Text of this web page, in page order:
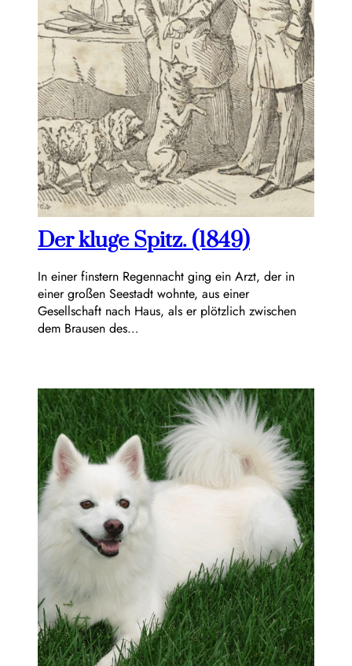
Der kluge Spitz. (1849)
In einer finstern Regennacht ging ein Arzt, der in
einer großen Seestadt wohnte, aus einer
Gesellschaft nach Haus, als er plötzlich zwischen
dem Brausen des…